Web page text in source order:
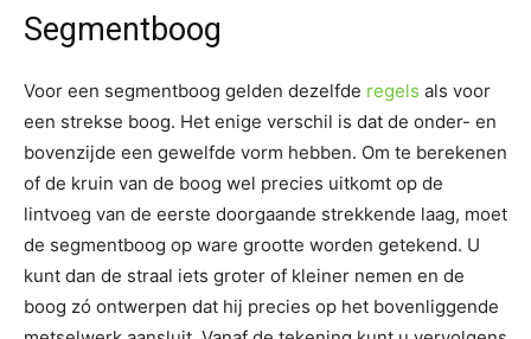
Segmentboog
Voor een segmentboog gelden dezelfde regels als voor
een strekse boog. Het enige verschil is dat de onder- en
bovenzijde een gewelfde vorm hebben. Om te berekenen
of de kruin van de boog wel precies uitkomt op de
lintvoeg van de eerste doorgaande strekkende laag, moet
de segmentboog op ware grootte worden getekend. U
kunt dan de straal iets groter of kleiner nemen en de
boog zó ontwerpen dat hij precies op het bovenliggende